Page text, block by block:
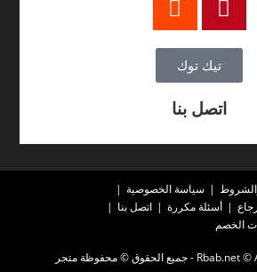
تيك توك
اتصل بنا
سياسة الخصوصية
أسئلة مكررة
اتصل بنا
الخصم
2026 - Rbab.net © All rights reserved - جميع الحقوق © محفوظة متجر